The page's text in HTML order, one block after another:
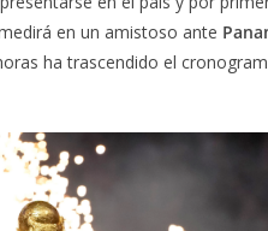
en un amistoso ante
ha trascendido el